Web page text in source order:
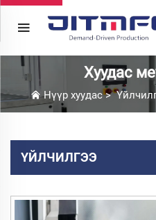
Хуудас
Нүүр хуудас>
ҮЙЛЧИЛГЭЭ